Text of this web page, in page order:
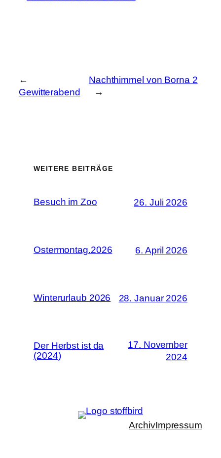
←
Gewitterabend
Nachthimmel von Borna 2
→
WEITERE BEITRÄGE
Besuch im Zoo 26. Juli 2026
Ostermontag.2026 6. April 2026
Winterurlaub 2026 28. Januar 2026
Der Herbst ist da
(2024)
17. November
2024
ArchivImpressum